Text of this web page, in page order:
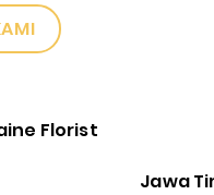
Florist
Jawa